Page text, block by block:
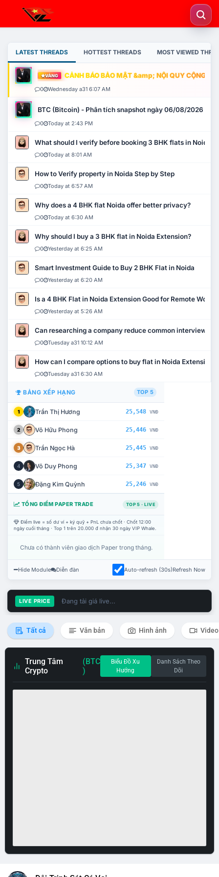
LATEST THREADS HOTTEST THREADS MOST VIEWED
VÀNG CẢNH BÁO BẢO MẬT &amp; NỘI QUY CỘNG
0 Wednesday a31 6:07 AM
BTC (Bitcoin) - Phân tích snapshot ngày 06/08/2026
0 Today at 2:43 PM
What should I verify before booking 3 BHK flats in Noida?
0 Today at 8:01 AM
How to Verify property in Noida Step by Step
0 Today at 6:57 AM
Why does a 4 BHK flat Noida offer better privacy?
0 Today at 6:30 AM
Why should I buy a 3 BHK flat in Noida Extension?
0 Yesterday at 6:25 AM
Smart Investment Guide to Buy 2 BHK Flat in Noida
0 Yesterday at 6:20 AM
Is a 4 BHK Flat in Noida Extension Good for Remote Work?
0 Yesterday at 5:26 AM
Can researching a company reduce common interview
0 Tuesday a31 10:12 AM
How can I compare options to buy flat in Noida Extension?
0 Tuesday a31 6:30 AM
BẢNG XẾP HẠNG TOP 5
1 Trần Thị Hương 25,548 VNĐ
2 Võ Hữu Phong 25,446 VNĐ
3 Trần Ngọc Hà 25,445 VNĐ
4 Võ Duy Phong 25,347 VNĐ
5 Đặng Kim Quỳnh 25,246 VNĐ
TỔNG ĐIỂM PAPER TRADE TOP 5 · LIVE
Điểm live = số dư ví + ký quỹ + PnL chưa chốt · Chốt 12:00
ngày cuối tháng · Top 1 trên 20.000 đ nhận 30 ngày VIP Whale.
Chưa có thành viên giao dịch Paper trong tháng.
Hide Module Diễn đàn Auto-refresh (30s)Refresh Now
LIVE PRICE Đang tải giá live...
Tất cả Văn bản Hình ảnh Video
Trung Tâm
Crypto
(BTC
)
Biểu Đồ Xu
Hướng
Danh Sách Theo
Dõi